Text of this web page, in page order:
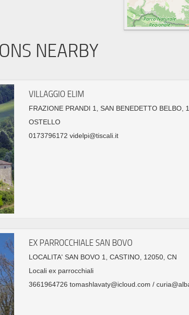
NEARBY
VILLAGGIO ELIM
FRAZIONE PRANDI 1, SAN BENEDETTO BELBO,
OSTELLO
0173796172 videlpi@tiscali.it
EX PARROCCHIALE SAN BOVO
LOCALITA' SAN BOVO 1, CASTINO, 12050, CN
Locali ex parrocchiali
3661964726 tomashlavaty@icloud.com /